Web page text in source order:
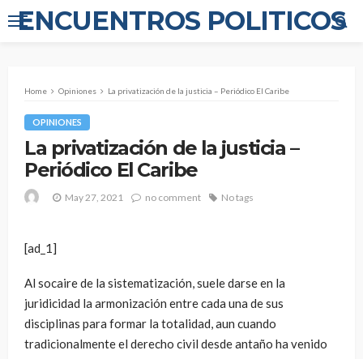
ENCUENTROS POLITICOS
Home Opiniones La privatización de la justicia – Periódico El Caribe
OPINIONES
La privatización de la justicia –
Periódico El Caribe
May 27, 2021 no comment No tags
[ad_1]
Al socaire de la sistematización, suele darse en la
juridicidad la armonización entre cada una de sus
disciplinas para formar la totalidad, aun cuando
tradicionalmente el derecho civil desde antaño ha venido